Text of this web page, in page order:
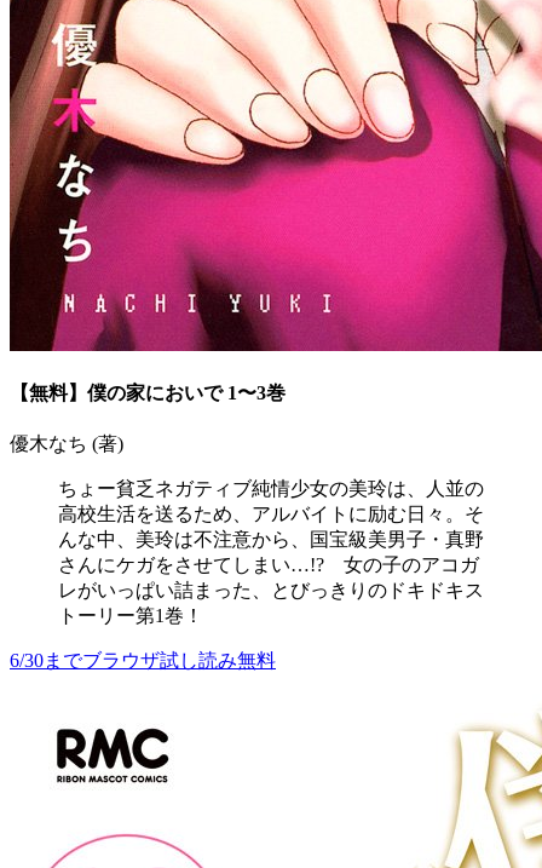
【無料】僕の家においで 1〜3巻
優木なち (著)
ちょー貧乏ネガティブ純情少女の美玲は、人並の
高校生活を送るため、アルバイトに励む日々。そ
んな中、美玲は不注意から、国宝級美男子・真野
さんにケガをさせてしまい…!? 女の子のアコガ
レがいっぱい詰まった、とびっきりのドキドキス
トーリー第1巻！
6/30までブラウザ試し読み無料